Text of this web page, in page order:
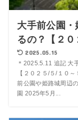
大手前公園
るの？【２０
2025.05.15
＊2025.5.11 追記 大
【２０２５/５/１０
前公園や姫路城周辺
園 2025年5月...